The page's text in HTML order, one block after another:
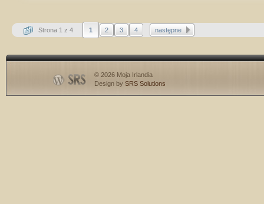
Strona 1 z 4 1 2 3 4 następne
© 2026 Moja Irlandia
Design by SRS Solutions